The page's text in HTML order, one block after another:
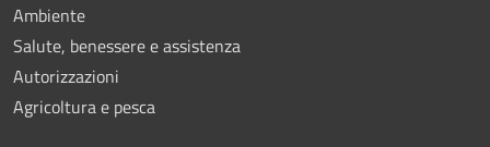
Ambiente
Salute, benessere e assistenza
Autorizzazioni
Agricoltura e pesca